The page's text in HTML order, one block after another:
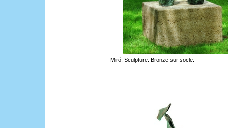
Miró. Sculpture. Bronze sur socle